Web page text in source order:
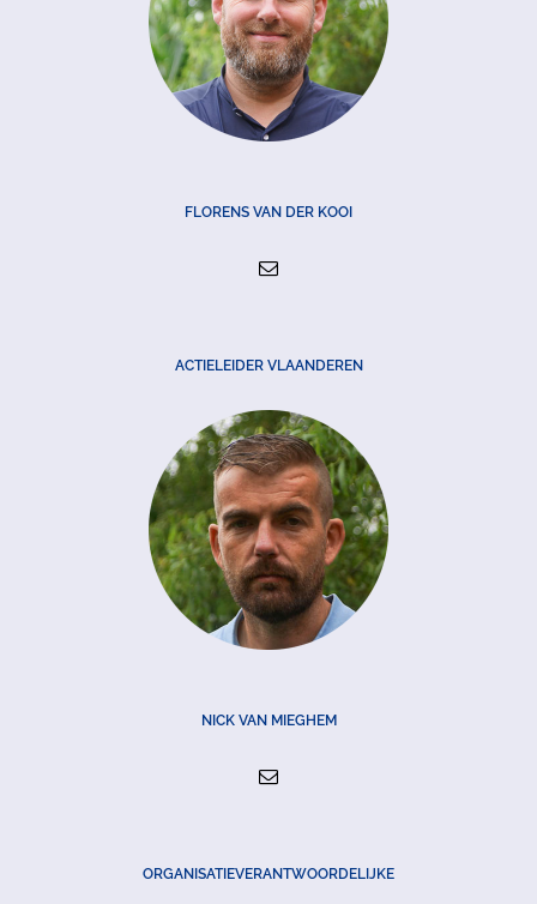
FLORENS VAN DER KOOI
ACTIELEIDER VLAANDEREN
NICK VAN MIEGHEM
ORGANISATIEVERANTWOORDELIJKE